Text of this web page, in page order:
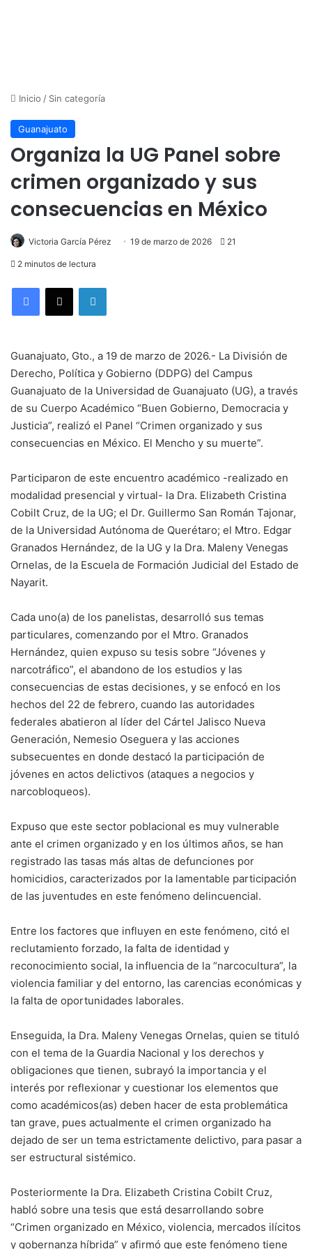
Inicio / Sin categoría
Guanajuato
Organiza la UG Panel sobre
crimen organizado y sus
consecuencias en México
Victoria García Pérez 19 de marzo de 2026 21
2 minutos de lectura
LinkedIn
Guanajuato, Gto., a 19 de marzo de 2026.- La División de
Derecho, Política y Gobierno (DDPG) del Campus
Guanajuato de la Universidad de Guanajuato (UG), a través
de su Cuerpo Académico “Buen Gobierno, Democracia y
Justicia”, realizó el Panel “Crimen organizado y sus
consecuencias en México. El Mencho y su muerte”.
Participaron de este encuentro académico -realizado en
modalidad presencial y virtual- la Dra. Elizabeth Cristina
Cobilt Cruz, de la UG; el Dr. Guillermo San Román Tajonar,
de la Universidad Autónoma de Querétaro; el Mtro. Edgar
Granados Hernández, de la UG y la Dra. Maleny Venegas
Ornelas, de la Escuela de Formación Judicial del Estado de
Nayarit.
Cada uno(a) de los panelistas, desarrolló sus temas
particulares, comenzando por el Mtro. Granados
Hernández, quien expuso su tesis sobre “Jóvenes y
narcotráfico”, el abandono de los estudios y las
consecuencias de estas decisiones, y se enfocó en los
hechos del 22 de febrero, cuando las autoridades
federales abatieron al líder del Cártel Jalisco Nueva
Generación, Nemesio Oseguera y las acciones
subsecuentes en donde destacó la participación de
jóvenes en actos delictivos (ataques a negocios y
narcobloqueos).
Expuso que este sector poblacional es muy vulnerable
ante el crimen organizado y en los últimos años, se han
registrado las tasas más altas de defunciones por
homicidios, caracterizados por la lamentable participación
de las juventudes en este fenómeno delincuencial.
Entre los factores que influyen en este fenómeno, citó el
reclutamiento forzado, la falta de identidad y
reconocimiento social, la influencia de la “narcocultura”, la
violencia familiar y del entorno, las carencias económicas y
la falta de oportunidades laborales.
Enseguida, la Dra. Maleny Venegas Ornelas, quien se tituló
con el tema de la Guardia Nacional y los derechos y
obligaciones que tienen, subrayó la importancia y el
interés por reflexionar y cuestionar los elementos que
como académicos(as) deben hacer de esta problemática
tan grave, pues actualmente el crimen organizado ha
dejado de ser un tema estrictamente delictivo, para pasar a
ser estructural sistémico.
Posteriormente la Dra. Elizabeth Cristina Cobilt Cruz,
habló sobre una tesis que está desarrollando sobre
“Crimen organizado en México, violencia, mercados ilícitos
y gobernanza híbrida” y afirmó que este fenómeno tiene